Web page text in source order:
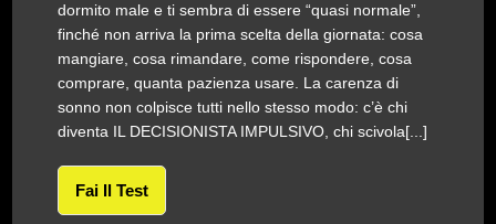
dormito male e ti sembra di essere “quasi normale”,
finché non arriva la prima scelta della giornata: cosa
mangiare, cosa rimandare, come rispondere, cosa
comprare, quanta pazienza usare. La carenza di
sonno non colpisce tutti nello stesso modo: c’è chi
diventa IL DECISIONISTA IMPULSIVO, chi scivola[...]
Fai Il Test